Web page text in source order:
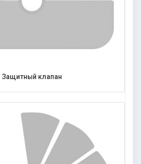
Защитный клапан